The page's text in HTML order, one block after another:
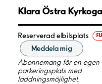
Klara Östra
Reserverad elbilsplats
Meddela mig
Abonnemang för en egen
parkeringsplats med
laddningsmöjlighet.